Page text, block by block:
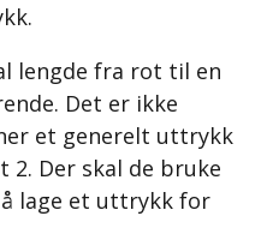
lengde fra rot til en
Det er ikke
et generelt uttrykk
Der skal de bruke
lage et uttrykk for